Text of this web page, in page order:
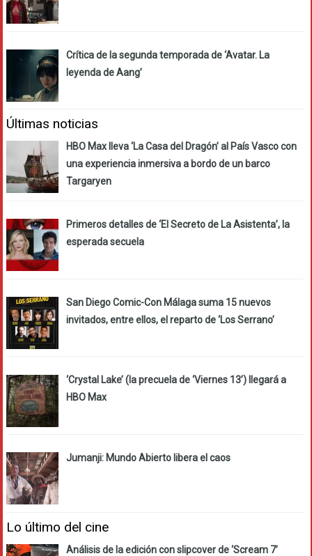
Crítica de la segunda temporada de ‘Avatar. La
leyenda de Aang’
Últimas noticias
HBO Max lleva ‘La Casa del Dragón’ al País Vasco con
una experiencia inmersiva a bordo de un barco
Targaryen
Primeros detalles de ‘El Secreto de La Asistenta’, la
esperada secuela
San Diego Comic-Con Málaga suma 15 nuevos
invitados, entre ellos, el reparto de ‘Los Serrano’
‘Crystal Lake’ (la precuela de ‘Viernes 13’) llegará a
HBO Max
Jumanji: Mundo Abierto libera el caos
Lo último del cine
Análisis de la edición con slipcover de ‘Scream 7’